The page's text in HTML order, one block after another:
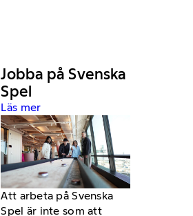
Jobba på Svenska
Spel
Läs mer
Att arbeta på Svenska
Spel är inte som att